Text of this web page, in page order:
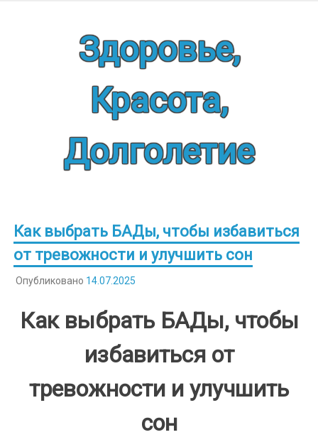
Здоровье,
Красота,
Долголетие
Как выбрать БАДы, чтобы избавиться
от тревожности и улучшить сон
Опубликовано 14.07.2025
Как выбрать БАДы, чтобы
избавиться от
тревожности и улучшить
сон